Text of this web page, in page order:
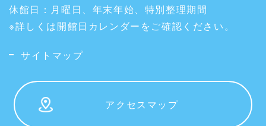
休館日：月曜日、年末年始、特別整理期間
※詳しくは開館日カレンダーをご確認ください。
サイトマップ
アクセスマップ